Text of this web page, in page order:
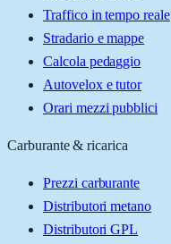
Traffico in tempo reale
Stradario e mappe
Calcola pedaggio
Autovelox e tutor
Orari mezzi pubblici
Carburante & ricarica
Prezzi carburante
Distributori metano
Distributori GPL